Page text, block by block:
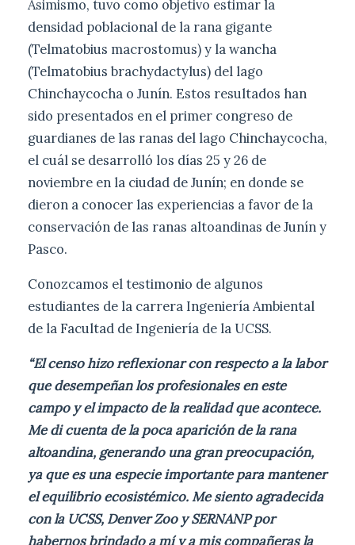
Asimismo, tuvo como objetivo estimar la
densidad poblacional de la rana gigante
(Telmatobius macrostomus) y la wancha
(Telmatobius brachydactylus) del lago
Chinchaycocha o Junín. Estos resultados han
sido presentados en el primer congreso de
guardianes de las ranas del lago Chinchaycocha,
el cuál se desarrolló los días 25 y 26 de
noviembre en la ciudad de Junín; en donde se
dieron a conocer las experiencias a favor de la
conservación de las ranas altoandinas de Junín y
Pasco.
Conozcamos el testimonio de algunos
estudiantes de la carrera Ingeniería Ambiental
de la Facultad de Ingeniería de la UCSS.
“El censo hizo reflexionar con respecto a la labor
que desempeñan los profesionales en este
campo y el impacto de la realidad que acontece.
Me di cuenta de la poca aparición de la rana
altoandina, generando una gran preocupación,
ya que es una especie importante para mantener
el equilibrio ecosistémico. Me siento agradecida
con la UCSS, Denver Zoo y SERNANP por
habernos brindado a mí y a mis compañeras la